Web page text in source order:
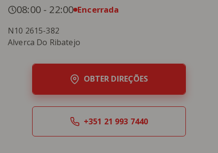
08:00 - 22:00 Encerrada
N10 2615-382
Alverca Do Ribatejo
OBTER DIREÇÕES
+351 21 993 7440